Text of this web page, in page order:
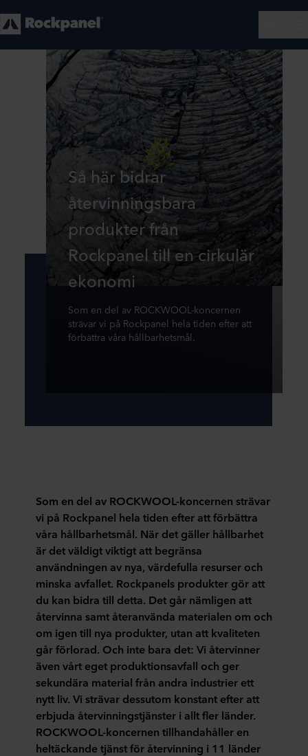
Så här bidrar
återvinningsbara
produkter från
Rockpanel till en cirkulär
ekonomi
Som en del av ROCKWOOL-koncernen
strävar vi på Rockpanel hela tiden efter att
förbättra våra hållbarhetsmål.
Som en del av ROCKWOOL-koncernen strävar
vi på Rockpanel hela tiden efter att förbättra
våra hållbarhetsmål. När det gäller hållbarhet
är det väldigt viktigt att begränsa
användningen av nya, värdefulla resurser och
minska avfallet. Rockpanels produkter gör att
du kan bidra till detta. Det går nämligen att
återvinna samt återanvända materialen om och
om igen till nya produkter, utan att kvaliteten
går förlorad. Och inte bara det: Vi återvinner
även vårt eget produktionsavfall och ger
sekundära material från andra industrier ett
nytt liv. Vi strävar dessutom konstant efter att
erbjuda återvinningstjänster i allt fler länder.
ROCKWOOL-koncernen tillhandahåller en
heltäckande tjänst för återvinning i 11 länder